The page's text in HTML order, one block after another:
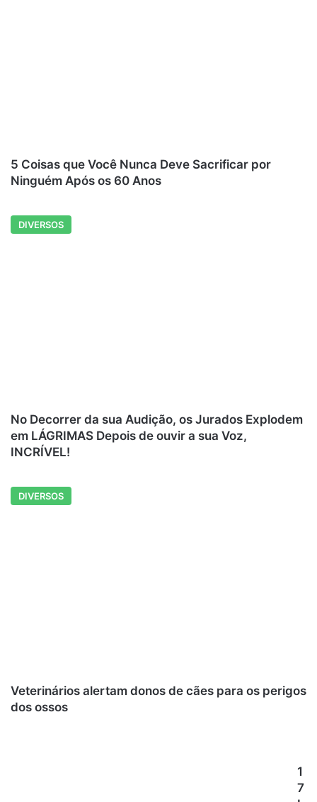
5 Coisas que Você Nunca Deve Sacrificar por
Ninguém Após os 60 Anos
DIVERSOS
No Decorrer da sua Audição, os Jurados Explodem
em LÁGRIMAS Depois de ouvir a sua Voz,
INCRÍVEL!
DIVERSOS
Veterinários alertam donos de cães para os perigos
dos ossos
1
7